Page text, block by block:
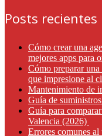
Posts recientes
Cómo crear una
mejores apps para
Cómo preparar
que impresione al
Mantenimiento de
Guía de
Guía para
Valencia (2026)
Errores comunes